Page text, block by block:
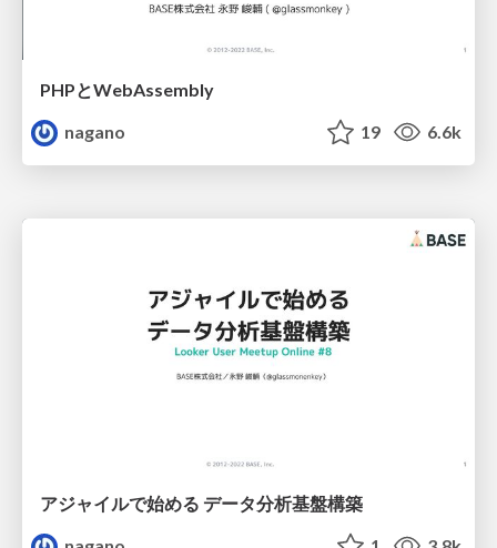
PHPとWebAssembly
nagano
19 6.6k
アジャイルで始める データ分析基盤構築